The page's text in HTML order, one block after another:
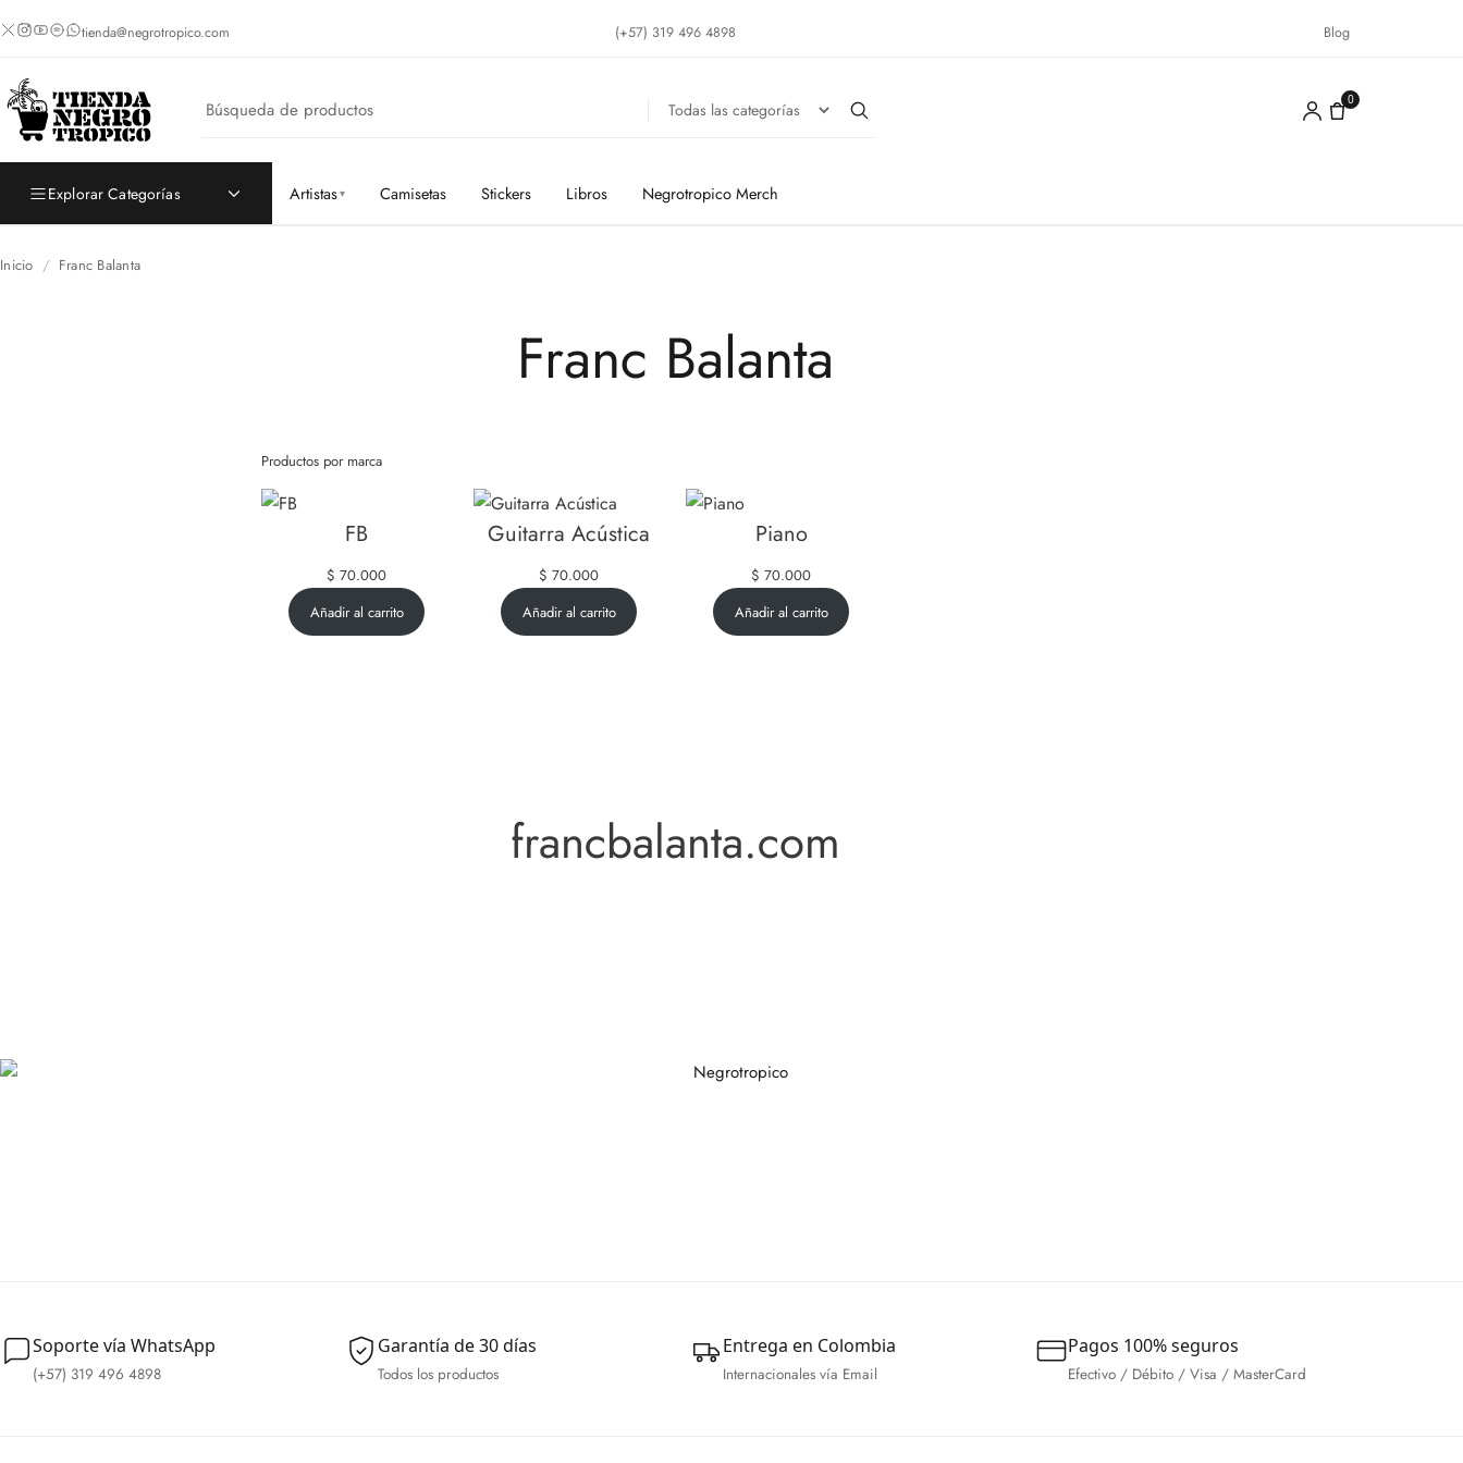
tienda@negrotropico.com (+57) 319 496 4898 Blog
0
Explorar Categorías Artistas Camisetas Stickers Libros Negrotropico Merch
Inicio / Franc Balanta
Franc Balanta
Productos por marca
FB
$ 70.000
Añadir al carrito
Guitarra Acústica
$ 70.000
Añadir al carrito
Piano
$ 70.000
Añadir al carrito
francbalanta.com
Soporte vía WhatsApp
(+57) 319 496 4898
Garantía de 30 días
Todos los productos
Entrega en Colombia
Internacionales vía Email
Pagos 100% seguros
Efectivo / Débito / Visa / MasterCard